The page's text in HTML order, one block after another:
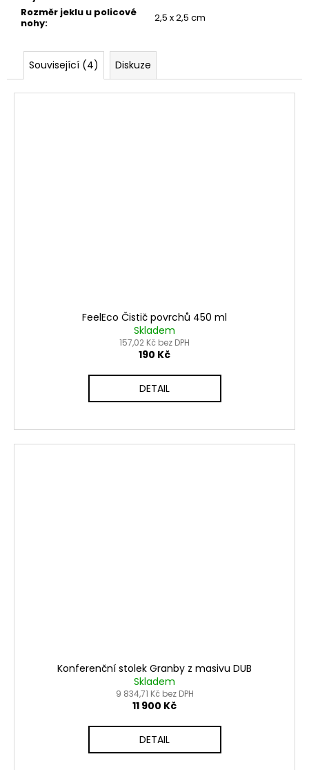
Rozměr jeklu u policové
nohy: 2,5 x 2,5 cm
Související (4) Diskuze
FeelEco Čistič povrchů 450 ml
Skladem
157,02 Kč bez DPH
190 Kč
DETAIL
Konferenční stolek Granby z masivu DUB
Skladem
9 834,71 Kč bez DPH
11 900 Kč
DETAIL